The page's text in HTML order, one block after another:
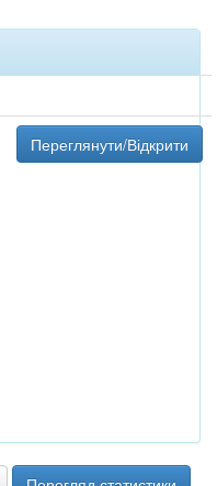
Переглянути/Відкрити